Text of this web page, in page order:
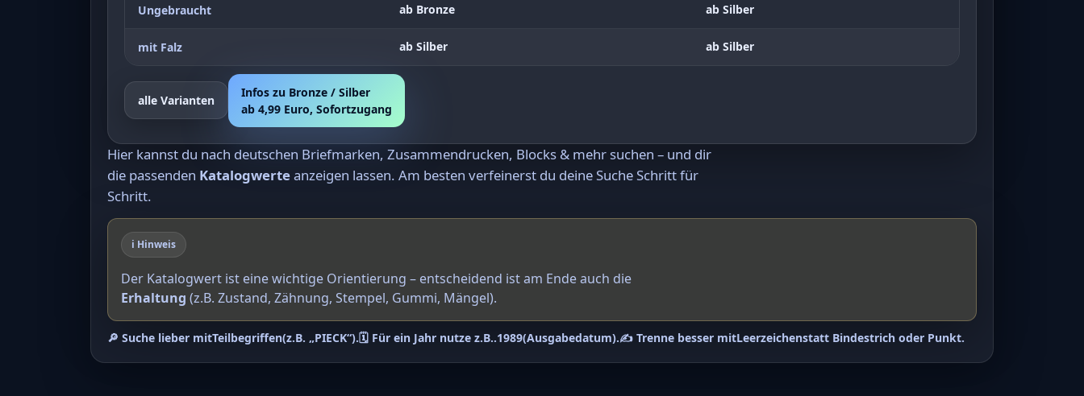
Ungebraucht ab Bronze ab Silber
mit Falz ab Silber ab Silber
alle Varianten
Infos zu Bronze / Silber
ab 4,99 Euro, Sofortzugang
Hier kannst du nach deutschen Briefmarken, Zusammendrucken, Blocks & mehr suchen – und dir
die passenden Katalogwerteanzeigen lassen. Am besten verfeinerst du deine Suche Schritt für
Schritt.
ℹ️ Hinweis
Der Katalogwert ist eine wichtige Orientierung – entscheidend ist am Ende auch die
Erhaltung (z.B. Zustand, Zähnung, Stempel, Gummi, Mängel).
🔎 Suche lieber mitTeilbegriffen(z.B. „PIECK“).🗓️ Für ein Jahr nutze z.B..1989(Ausgabedatum).✍️ Trenne besser mitLeerzeichenstatt Bindestrich oder Punkt.